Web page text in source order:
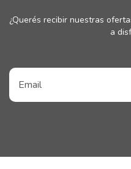
¿Querés recibir nuestras
a